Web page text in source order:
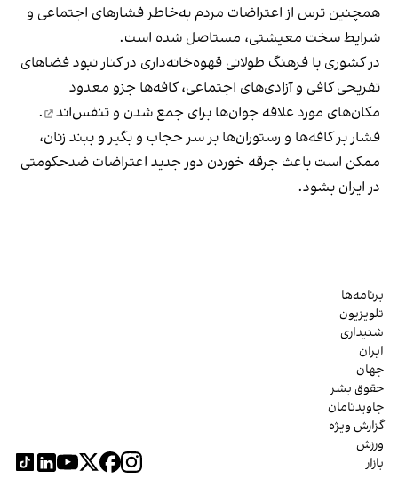
همچنین ترس از اعتراضات مردم به‌خاطر فشارهای اجتماعی و
شرایط سخت معیشتی، مستاصل شده است.
در کشوری با فرهنگ طولانی قهوه‌‌خانه‌داری در کنار نبود فضاهای
تفریحی کافی و آزادی‌های اجتماعی، کافه‌ها جزو معدود
مکان‌های مورد علاقه جوان‌ها برای جمع شدن و تنفس‌اند
.
فشار بر کافه‌ها و رستوران‌ها بر سر حجاب و بگیر و ببند زنان،
ممکن است باعث جرقه خوردن دور جدید اعتراضات ضدحکومتی
در ایران بشود.
برنامه‌ها
تلویزیون
شنیداری
ایران
جهان
حقوق بشر
جاویدنامان
گزارش ویژه
ورزش
بازار